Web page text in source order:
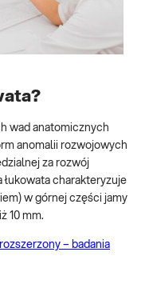
wad anatomicznych
anomalii rozwojowych
za rozwój
łukowata charakteryzuje
w górnej części jamy
10 mm.
– badania